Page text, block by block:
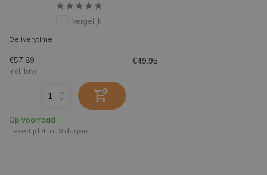
Vergelijk
Deliverytime
€57,89 €49,95
Incl. btw
Op voorraad
Levertijd 4 tot 8 dagen